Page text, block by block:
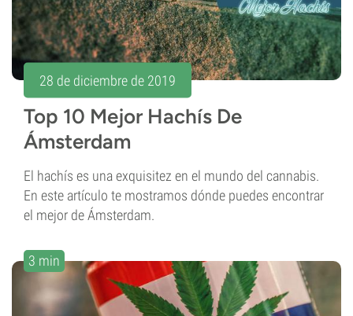
28 de diciembre de 2019
Top 10 Mejor Hachís De
Ámsterdam
El hachís es una exquisitez en el mundo del cannabis.
En este artículo te mostramos dónde puedes encontrar
el mejor de Ámsterdam.
3 min